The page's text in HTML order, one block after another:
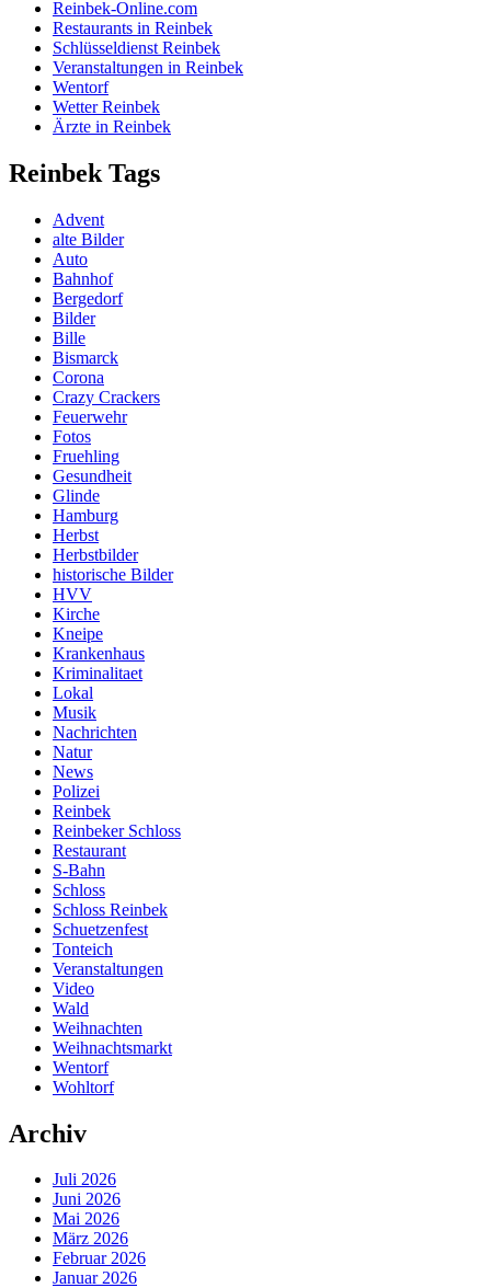
Reinbek-Online.com
Restaurants in Reinbek
Schlüsseldienst Reinbek
Veranstaltungen in Reinbek
Wentorf
Wetter Reinbek
Ärzte in Reinbek
Reinbek Tags
Advent
alte Bilder
Auto
Bahnhof
Bergedorf
Bilder
Bille
Bismarck
Corona
Crazy Crackers
Feuerwehr
Fotos
Fruehling
Gesundheit
Glinde
Hamburg
Herbst
Herbstbilder
historische Bilder
HVV
Kirche
Kneipe
Krankenhaus
Kriminalitaet
Lokal
Musik
Nachrichten
Natur
News
Polizei
Reinbek
Reinbeker Schloss
Restaurant
S-Bahn
Schloss
Schloss Reinbek
Schuetzenfest
Tonteich
Veranstaltungen
Video
Wald
Weihnachten
Weihnachtsmarkt
Wentorf
Wohltorf
Archiv
Juli 2026
Juni 2026
Mai 2026
März 2026
Februar 2026
Januar 2026